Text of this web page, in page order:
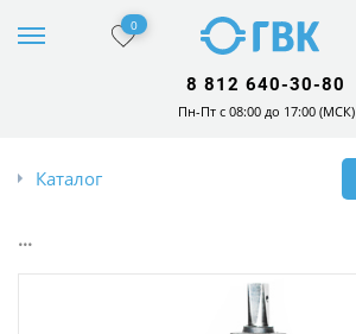
0
8 812 640-30-80
Пн-Пт с 08:00 до 17:00 (МСК)
Каталог
...